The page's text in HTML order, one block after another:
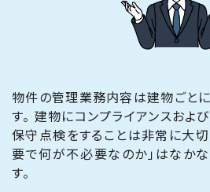
物件の管理業務内容は建物ごと
す。 建物にコンプライアンスおよ
保守点検をすることは非常に大切
要で何が不必要なのか」はなか
す。